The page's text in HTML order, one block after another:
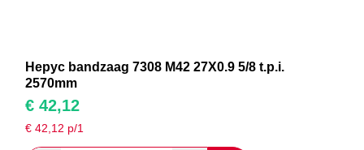
Hepyc bandzaag 7308 M42 27X0.9 5/8 t.p.i.
2570mm
€ 42,12
€42,12 p/1